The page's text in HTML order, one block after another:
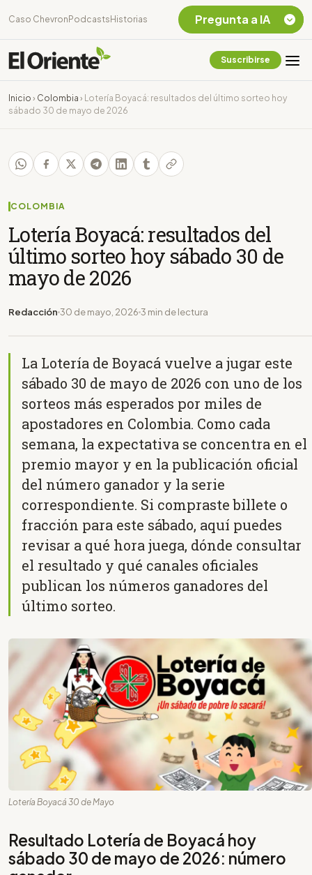
Caso Chevron Podcasts Historias
Suscribirse
Inicio › Colombia ›
Lotería Boyacá: resultados del último sorteo hoy
sábado 30 de mayo de 2026
COLOMBIA
Lotería Boyacá: resultados del
último sorteo hoy sábado 30 de
mayo de 2026
Redacción 30 de mayo, 2026 3 min de lectura
La Lotería de Boyacá vuelve a jugar este
sábado 30 de mayo de 2026 con uno de los
sorteos más esperados por miles de
apostadores en Colombia. Como cada
semana, la expectativa se concentra en el
premio mayor y en la publicación oficial
del número ganador y la serie
correspondiente. Si compraste billete o
fracción para este sábado, aquí puedes
revisar a qué hora juega, dónde consultar
el resultado y qué canales oficiales
publican los números ganadores del
último sorteo.
Lotería Boyacá 30 de Mayo
Resultado Lotería de Boyacá hoy
sábado 30 de mayo de 2026: número
Pregunta a IA
Chevron Ecuador